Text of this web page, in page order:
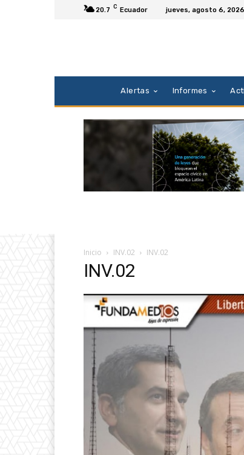
20.7 C Ecuador jueves, agosto 6, 2026
Alertas Informes
Inicio INV.02 INV.02
INV.02